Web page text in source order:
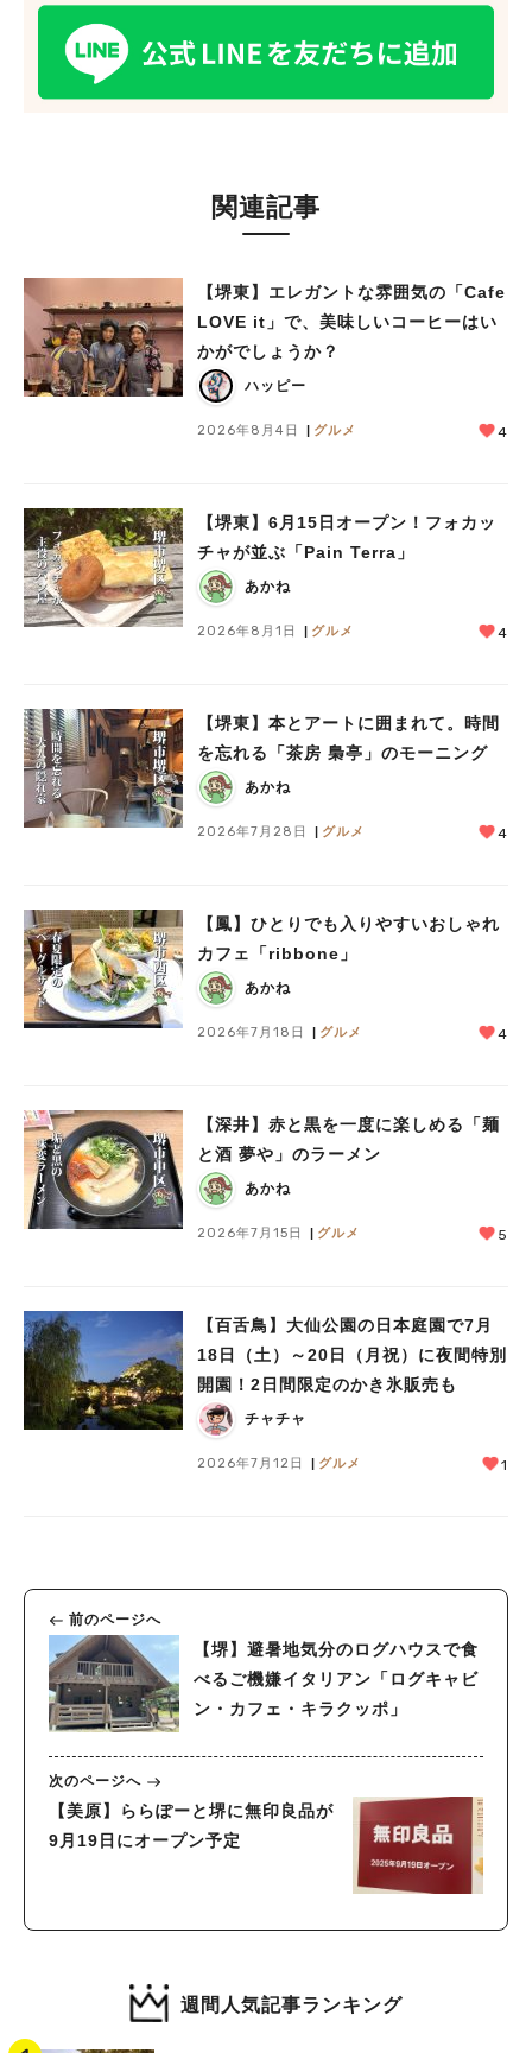
関連記事
【堺東】エレガントな雰囲気の「Cafe
LOVE it」で、美味しいコーヒーはい
かがでしょうか？
ハッピー
2026年8月4日 グルメ 4
【堺東】6月15日オープン！フォカッ
チャが並ぶ「Pain Terra」
あかね
2026年8月1日 グルメ 4
【堺東】本とアートに囲まれて。時間
を忘れる「茶房 梟亭」のモーニング
あかね
2026年7月28日 グルメ 4
【鳳】ひとりでも入りやすいおしゃれ
カフェ「ribbone」
あかね
2026年7月18日 グルメ 4
【深井】赤と黒を一度に楽しめる「麺
と酒 夢や」のラーメン
あかね
2026年7月15日 グルメ 5
【百舌鳥】大仙公園の日本庭園で7月
18日（土）～20日（月祝）に夜間特別
開園！2日間限定のかき氷販売も
チャチャ
2026年7月12日 グルメ 1
前のページへ
【堺】避暑地気分のログハウスで食
べるご機嫌イタリアン「ログキャビ
ン・カフェ・キラクッポ」
次のページへ
【美原】ららぽーと堺に無印良品が
9月19日にオープン予定
週間人気記事ランキング